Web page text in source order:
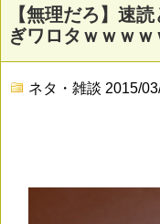
【無理だろ】速
ぎワロタｗｗｗ
ネタ・雑談 2015/